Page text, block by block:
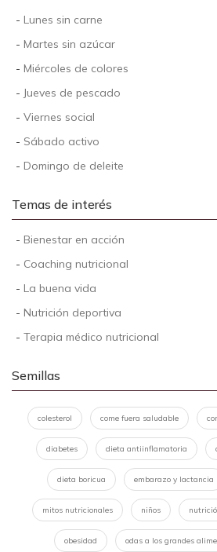
- Lunes sin carne
- Martes sin azúcar
- Miércoles de colores
- Jueves de pescado
- Viernes social
- Sábado activo
- Domingo de deleite
Temas de interés
- Bienestar en acción
- Coaching nutricional
- La buena vida
- Nutrición deportiva
- Terapia médico nutricional
Semillas
colesterol come fuera saludable
diabetes dieta antiinflamatoria
dieta boricua embarazo y lactancia
mitos nutricionales niños
obesidad odas a los grandes